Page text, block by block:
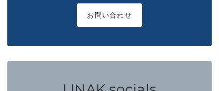
お問い合わせ